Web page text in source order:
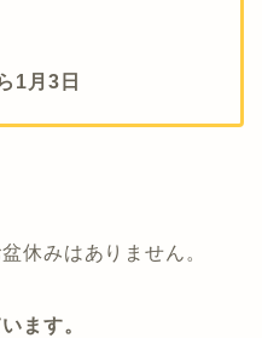
1月3日
休みはありません。
ます。